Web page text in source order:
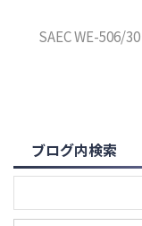
SAEC WE-506/
ブログ内検索